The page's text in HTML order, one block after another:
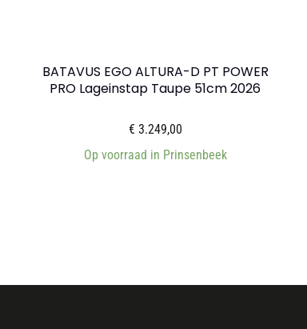
BATAVUS EGO ALTURA-D PT POWER
PRO Lageinstap Taupe 51cm 2026
€ 3.249,00
Op voorraad in Prinsenbeek